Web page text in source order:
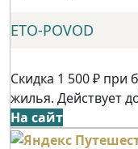
ETO-POVOD
Скидка 1 500 ₽ при
жилья. Действует
На сайт